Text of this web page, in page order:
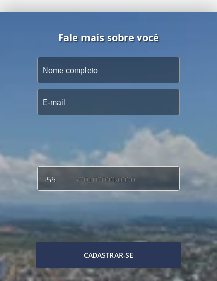
Fale mais sobre você
CADASTRAR-SE